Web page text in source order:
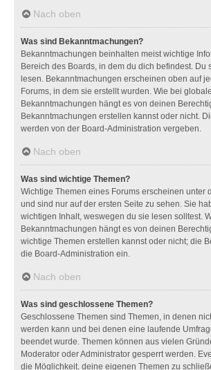
Nach oben
Was sind Bekanntmachungen?
Bekanntmachungen beinhalten meist wichtige
Bereich des Boards, in dem du dich befindest. Du
lesen. Bekanntmachungen erscheinen oben auf
Forums, in dem sie erstellt wurden. Wie bei
Bekanntmachungen hängt es von deinen
Bekanntmachungen erstellen kannst oder nicht.
werden von der Board-Administration vergeben.
Nach oben
Was sind wichtige Themen?
Wichtige Themen eines Forums erscheinen unter
und sind nur auf der ersten Seite zu sehen. Sie
wichtigen Inhalt, weswegen du sie lesen solltest.
Bekanntmachungen hängt es von deinen
wichtige Themen erstellen kannst oder nicht; die
die Board-Administration ein.
Nach oben
Was sind geschlossene Themen?
Geschlossene Themen sind Themen, in denen
werden kann und bei denen eine laufende
beendet wurde. Themen können aus vielen
Moderator oder Administrator gesperrt werden.
die Möglichkeit, deine eigenen Themen zu